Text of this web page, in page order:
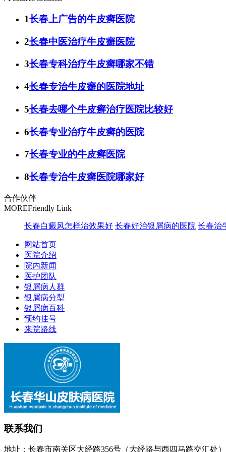
1长春上广告的牛皮癣医院
2长春中医治疗牛皮癣医院
3长春专科治疗牛皮癣哪家不错
4长春专治牛皮癣的医院地址
5长春去哪个牛皮癣治疗医院比较好
6长春专业治疗牛皮癣的医院
7长春专业的牛皮癣医院
8长春专治牛皮癣医院哪家好
合作伙伴
MOREFriendly Link
长春白癜风怎样治效果好 长春好治银屑病的医院 长春治
网站首页
医院介绍
院内新闻
医护团队
银屑病人群
银屑病分型
银屑病百科
预约挂号
来院路线
联系我们
地址：长春市南关区大经路356号（大经路与西四马路交汇处